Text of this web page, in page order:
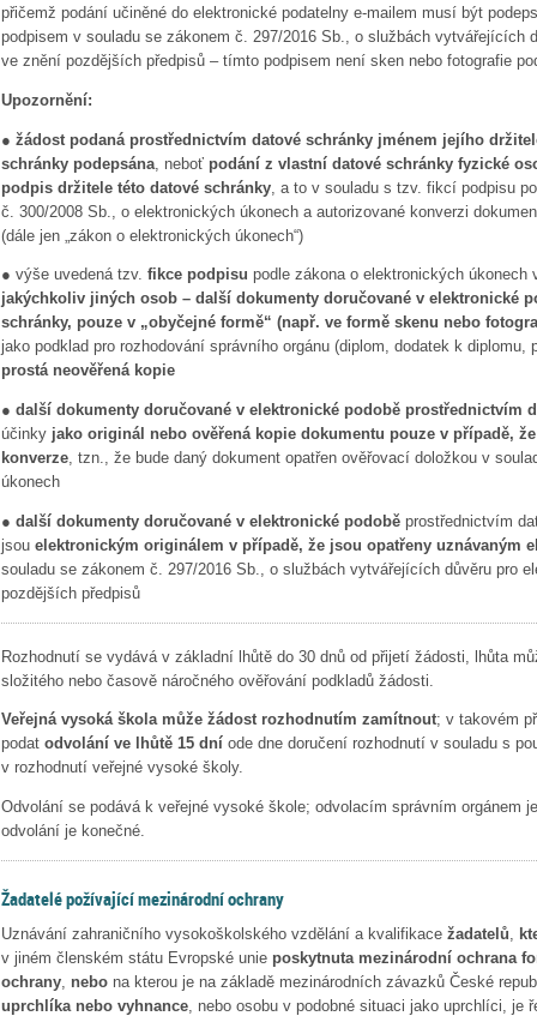
přičemž podání učiněné do elektronické podatelny e-mailem musí být
podpisem v souladu se zákonem č. 297/2016 Sb., o službách vytvářejících
ve znění pozdějších předpisů – tímto podpisem není sken nebo fotografie
Upozornění:
● žádost podaná prostřednictvím datové schránky jménem jejího
schránky podepsána, neboť podání z vlastní datové schránky fyzické
podpis držitele této datové schránky, a to v souladu s tzv. fikcí podpisu
č. 300/2008 Sb., o elektronických úkonech a autorizované konverzi
(dále jen „zákon o elektronických úkonech“)
● výše uvedená tzv. fikce podpisu podle zákona o elektronických úkonech
jakýchkoliv jiných osob – další dokumenty doručované v elektronické
schránky, pouze v „obyčejné formě“ (např. ve formě skenu nebo
jako podklad pro rozhodování správního orgánu (diplom, dodatek k
prostá neověřená kopie
● další dokumenty doručované v elektronické podobě prostřednictvím
účinky jako originál nebo ověřená kopie dokumentu pouze v případě,
konverze, tzn., že bude daný dokument opatřen ověřovací doložkou v
úkonech
● další dokumenty doručované v elektronické podoběprostřednictvím
jsou elektronickým originálem v případě, že jsou opatřeny uznávaným
souladu se zákonem č. 297/2016 Sb., o službách vytvářejících důvěru pro
pozdějších předpisů
Rozhodnutí se vydává v základní lhůtě do 30 dnů od přijetí žádosti, lhůta
složitého nebo časově náročného ověřování podkladů žádosti.
Veřejná vysoká škola může žádost rozhodnutím zamítnout; v takovém
podat odvolání ve lhůtě 15 dní ode dne doručení rozhodnutí v souladu s
v rozhodnutí veřejné vysoké školy.
Odvolání se podává k veřejné vysoké škole; odvolacím správním orgánem
odvolání je konečné.
Žadatelé požívající mezinárodní ochrany
Uznávání zahraničního vysokoškolského vzdělání a kvalifikace žadatelů
v jiném členském státu Evropské unie poskytnuta mezinárodní ochrana
ochrany, nebona kterou je na základě mezinárodních závazků České
uprchlíka nebo vyhnance, nebo osobu v podobné situaci jako uprchlíci, je